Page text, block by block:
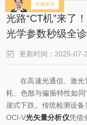
光路“CT机”来了
光学参数秒级全
更新时间：2025-07-
在高速光通信、激光雷
耗、色散与偏振特性如同
崖式下跌。传统检测设
OCI-V光矢量分析仪凭借